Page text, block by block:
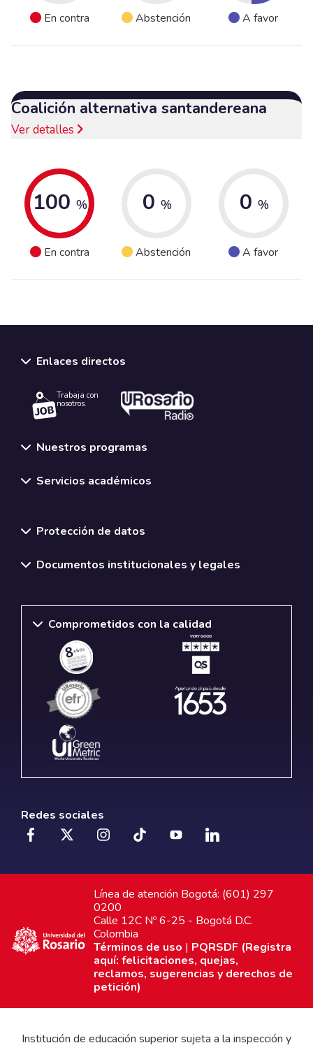
En contra Abstención A favor
Coalición alternativa santandereana
Ver detalles
100 %
En contra
0 %
Abstención
0 %
A favor
Enlaces directos
Trabaja con
nosotros.
Nuestros programas
Servicios académicos
Protección de datos
Documentos institucionales y legales
Comprometidos con la calidad
Redes sociales
Línea de atención Bogotá: (601) 297
0200
Calle 12C Nº 6-25 - Bogotá D.C.
Colombia
Términos de uso | PQRSDF (Registra
aquí: felicitaciones, quejas,
reclamos, sugerencias y derechos de
petición)
Institución de educación superior sujeta a la inspección y